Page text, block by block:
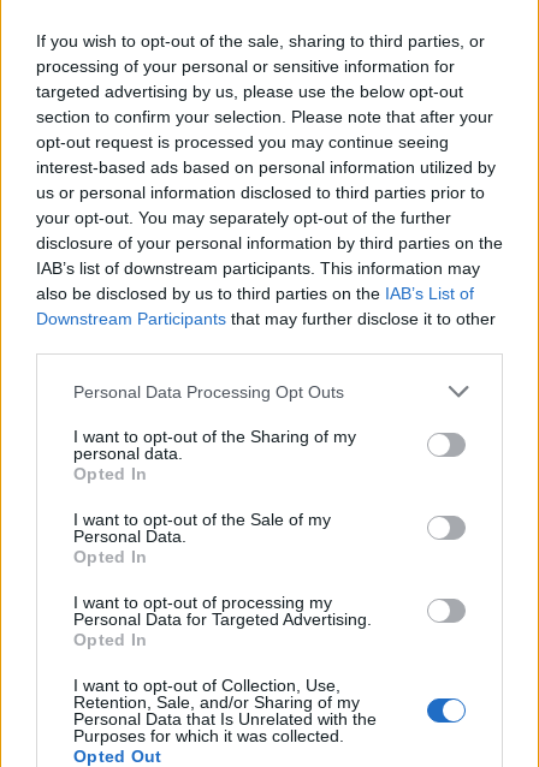
If you wish to opt-out of the sale, sharing to third parties, or
processing of your personal or sensitive information for
targeted advertising by us, please use the below opt-out
section to confirm your selection. Please note that after your
opt-out request is processed you may continue seeing
interest-based ads based on personal information utilized by
us or personal information disclosed to third parties prior to
your opt-out. You may separately opt-out of the further
disclosure of your personal information by third parties on the
IAB’s list of downstream participants. This information may
also be disclosed by us to third parties on the IAB’s List of
Downstream Participants that may further disclose it to other
Personal Data Processing Opt Outs
I want to opt-out of the Sharing of my
personal data.
Opted In
I want to opt-out of the Sale of my
Personal Data.
Opted In
I want to opt-out of processing my
Personal Data for Targeted Advertising.
Opted In
I want to opt-out of Collection, Use,
Retention, Sale, and/or Sharing of my
Personal Data that Is Unrelated with the
Purposes for which it was collected.
Opted Out
23/01/2011
THE TOURIST, di Florian Henckel
von Donnersmarck, con Johnny
Depp, Angelina Jolie, Christian
De Sica, Timothy Dalton, Neri
Marcorè, Alessio Boni, Raoul
Bova, Stati Uniti - Francia, 2010.
Un film americano diretto da un
regista tedesco, ambientato a
Un barista e la figlia di 25 anni
uccisi da un ventiduenne
05/12/2010
Rabbia e cori per Alessio in
24/10/2010